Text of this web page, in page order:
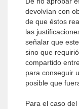
devolvían con
de que éstos
las
señalar que
sino que
compartido
para conseguir
posible que
Para el caso